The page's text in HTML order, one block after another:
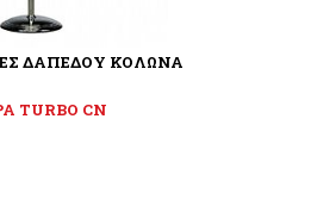
ΔΑΠΕΔΟΥ ΚΟΛΩΝΑ
TURBO CN